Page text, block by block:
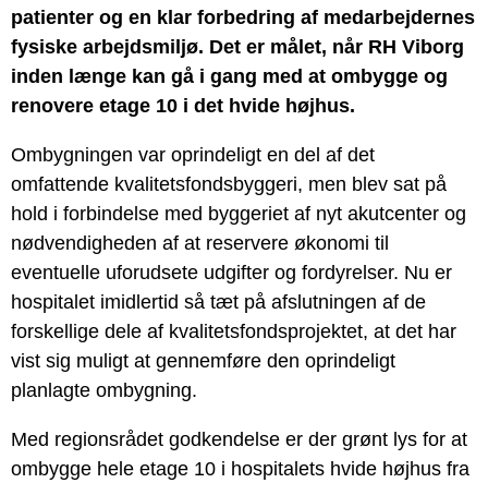
patienter og en klar forbedring af medarbejdernes
fysiske arbejdsmiljø. Det er målet, når RH Viborg
inden længe kan gå i gang med at ombygge og
renovere etage 10 i det hvide højhus.
Ombygningen var oprindeligt en del af det
omfattende kvalitetsfondsbyggeri, men blev sat på
hold i forbindelse med byggeriet af nyt akutcenter og
nødvendigheden af at reservere økonomi til
eventuelle uforudsete udgifter og fordyrelser. Nu er
hospitalet imidlertid så tæt på afslutningen af de
forskellige dele af kvalitetsfondsprojektet, at det har
vist sig muligt at gennemføre den oprindeligt
planlagte ombygning.
Med regionsrådet godkendelse er der grønt lys for at
ombygge hele etage 10 i hospitalets hvide højhus fra